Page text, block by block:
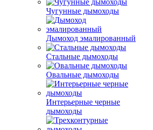
Чугунные дымоходы
Дымоход эмалированный
Стальные дымоходы
Овальные дымоходы
Интерьерные черные
дымоходы